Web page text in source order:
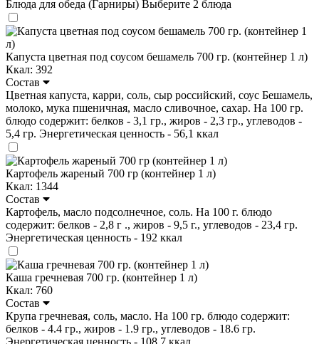
Блюда для обеда (Гарниры) Выберите 2 блюда
Капуста цветная под соусом бешамель 700 гр. (контейнер 1 л)
Ккал: 392
Состав
Цветная капуста, карри, соль, сыр российский, соус Бешамель,
молоко, мука пшеничная, масло сливочное, сахар. На 100 гр.
блюдо содержит: белков - 3,1 гр., жиров - 2,3 гр., углеводов -
5,4 гр. Энергетическая ценность - 56,1 ккал
Картофель жареный 700 гр (контейнер 1 л)
Ккал: 1344
Состав
Картофель, масло подсолнечное, соль. На 100 г. блюдо
содержит: белков - 2,8 г ., жиров - 9,5 г., углеводов - 23,4 гр.
Энергетическая ценность - 192 ккал
Каша гречневая 700 гр. (контейнер 1 л)
Ккал: 760
Состав
Крупа гречневая, соль, масло. На 100 гр. блюдо содержит:
белков - 4.4 гр., жиров - 1.9 гр., углеводов - 18.6 гр.
Энергетическая ценность - 108,7 ккал